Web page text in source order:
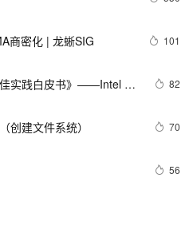
商密化 | 龙蜥SIG 101
实践白皮书》——Intel
82
创建文件系统） 70
56
OS，首个面向